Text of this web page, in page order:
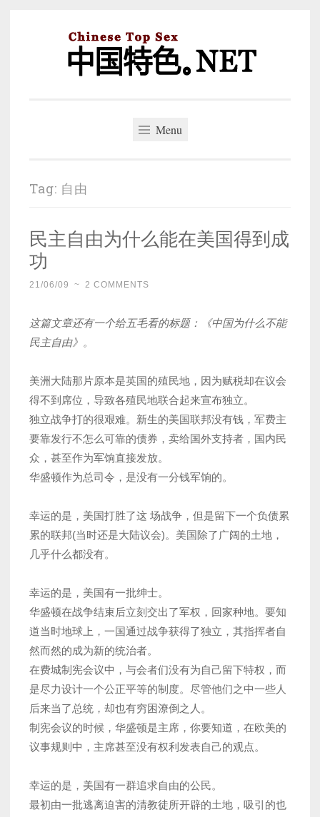
Menu
Tag: 自由
民主自由为什么能在美国得到成
功
21/06/09 ~ 2 COMMENTS
这篇文章还有一个给五毛看的标题：《中国为什么不能
民主自由》。
美洲大陆那片原本是英国的殖民地，因为赋税却在议会
得不到席位，导致各殖民地联合起来宣布独立。
独立战争打的很艰难。新生的美国联邦没有钱，军费主
要靠发行不怎么可靠的债券，卖给国外支持者，国内民
众，甚至作为军饷直接发放。
华盛顿作为总司令，是没有一分钱军饷的。
幸运的是，美国打胜了这 场战争，但是留下一个负债累
累的联邦(当时还是大陆议会)。美国除了广阔的土地，
几乎什么都没有。
幸运的是，美国有一批绅士。
华盛顿在战争结束后立刻交出了军权，回家种地。要知
道当时地球上，一国通过战争获得了独立，其指挥者自
然而然的成为新的统治者。
在费城制宪会议中，与会者们没有为自己留下特权，而
是尽力设计一个公正平等的制度。尽管他们之中一些人
后来当了总统，却也有穷困潦倒之人。
制宪会议的时候，华盛顿是主席，你要知道，在欧美的
议事规则中，主席甚至没有权利发表自己的观点。
幸运的是，美国有一群追求自由的公民。
最初由一批逃离迫害的清教徒所开辟的土地，吸引的也